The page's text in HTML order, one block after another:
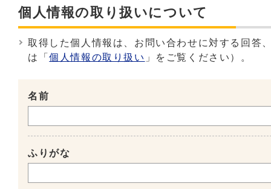
個人情報の取り扱いについて
取得した個人情報は、お問い合わせに対する回答
は「個人情報の取り扱い 」をご覧ください）。
名前
ふりがな